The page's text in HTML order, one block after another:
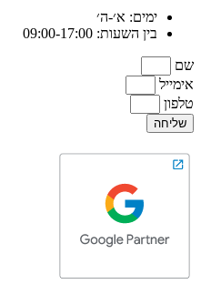
ימים: א׳-ה׳
בין השעות: 09:00-17:00
שם
אימייל
טלפון
שליחה